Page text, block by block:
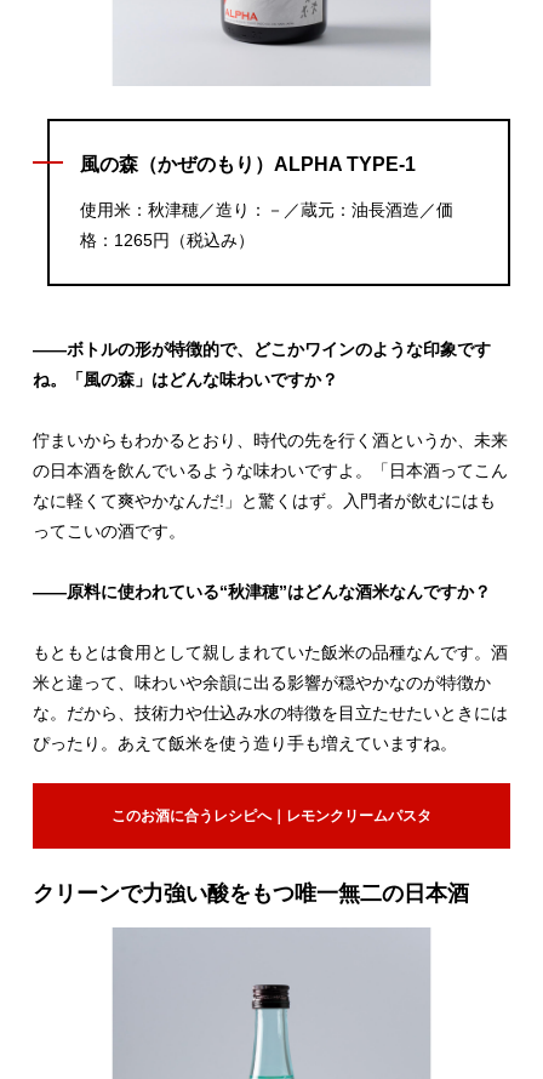
風の森（かぜのもり）ALPHA TYPE-1
使用米：秋津穂／造り：－／蔵元：油長酒造／価
格：1265円（税込み）
――ボトルの形が特徴的で、どこかワインのような印象です
ね。「風の森」はどんな味わいですか？
佇まいからもわかるとおり、時代の先を行く酒というか、未来
の日本酒を飲んでいるような味わいですよ。「日本酒ってこん
なに軽くて爽やかなんだ!」と驚くはず。入門者が飲むにはも
ってこいの酒です。
――原料に使われている“秋津穂”はどんな酒米なんですか？
もともとは食用として親しまれていた飯米の品種なんです。酒
米と違って、味わいや余韻に出る影響が穏やかなのが特徴か
な。だから、技術力や仕込み水の特徴を目立たせたいときには
ぴったり。あえて飯米を使う造り手も増えていますね。
このお酒に合うレシピへ｜レモンクリームパスタ
クリーンで力強い酸をもつ唯一無二の日本酒